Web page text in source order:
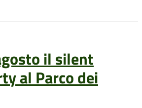
il silent
al Parco dei